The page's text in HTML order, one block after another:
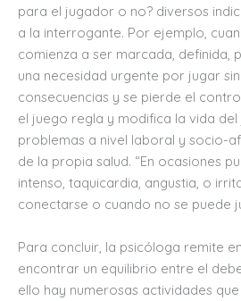
para el jugador o no? diversos
a la interrogante. Por ejemplo,
comienza a ser marcada, definida,
una necesidad urgente por jugar
consecuencias y se pierde el
el juego regla y modifica la vida
problemas a nivel laboral y socio-
de la propia salud. “En ocasiones
intenso, taquicardia, angustia, o
conectarse o cuando no se puede
Para concluir, la psicóloga remite
encontrar un equilibrio entre el
ello hay numerosas actividades